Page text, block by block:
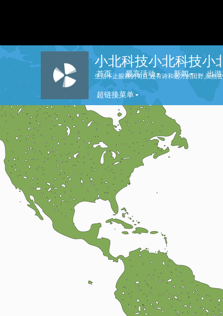
小北科技小北科技小
首页 最高活动 新闻 出
超链接菜单